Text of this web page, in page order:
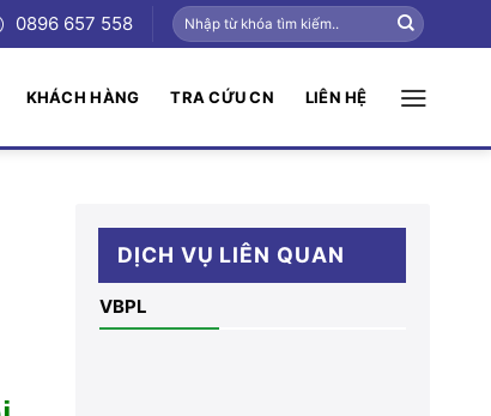
0896 657 558
KHÁCH HÀNG TRA CỨU CN LIÊN HỆ
DỊCH VỤ LIÊN QUAN
VBPL